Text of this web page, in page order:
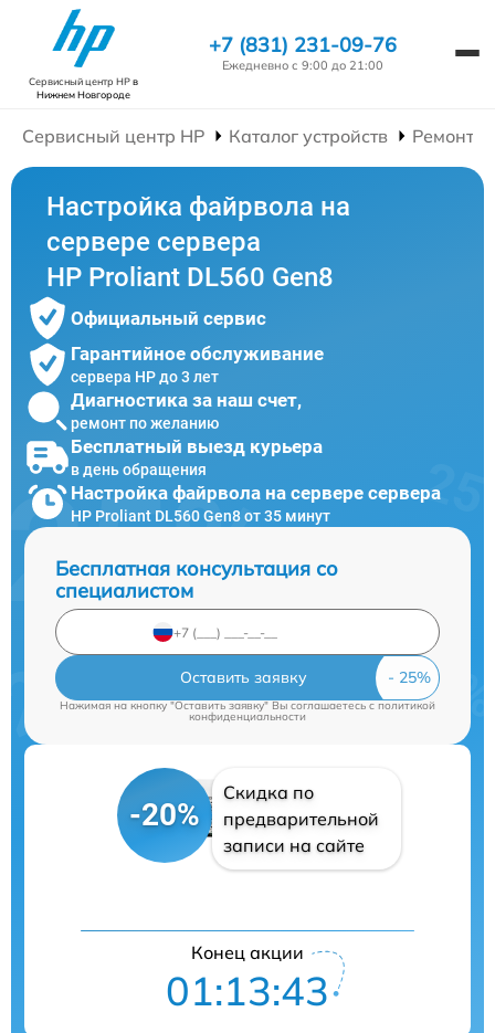
Сервисный центр HPв
Нижнем Новгороде
+7 (831) 231-09-76
Ежедневно с 9:00 до 21:00
Сервисный центр HP Каталог устройств Ремонт
Настройка файрвола на
сервере сервера
HP Proliant DL560 Gen8
Официальный сервис
Гарантийное обслуживание
сервера HP до 3 лет
Диагностика за наш счет,
ремонт по желанию
Бесплатный выезд курьера
в день обращения
Настройка файрвола на сервере сервера
HP Proliant DL560 Gen8 от 35 минут
Бесплатная консультация со
специалистом
Оставить заявку
Нажимая на кнопку "Оставить заявку" Вы соглашаетесь cполитикой
конфиденциальности
-20%
Скидка по
предварительной
записи на сайте
Конец акции
01:13:42